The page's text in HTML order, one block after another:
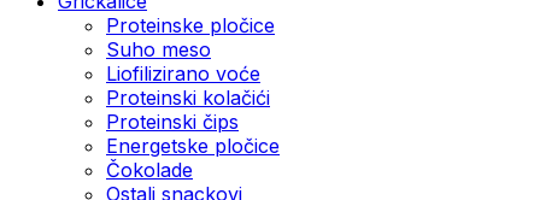
Proteinske pločice
Suho meso
Liofilizirano voće
Proteinski kolačići
Proteinski čips
Energetske pločice
Čokolade
Ostali snackovi